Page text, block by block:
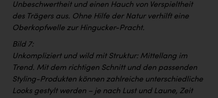
Unbeschwertheit und einen Hauch von Verspieltheit
des Trägers aus. Ohne Hilfe der Natur verhilft eine
Oberkopfwelle zur Hingucker-Pracht.
Bild 7:
Unkompliziert und wild mit Struktur: Mittellang im
Trend. Mit dem richtigen Schnitt und den passenden
Styling-Produkten können zahlreiche unterschiedliche
Looks gestylt werden – je nach Lust und Laune, Zeit